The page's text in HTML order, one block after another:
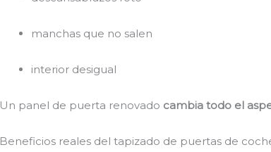
manchas que no salen
interior desigual
Un panel de puerta renovado cambia todo el
Beneficios reales del tapizado de puertas de